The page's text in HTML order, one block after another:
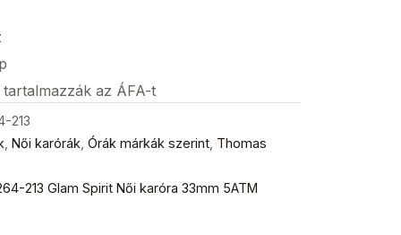
az ÁFA-t
213
Női karórák Órák márkák szerint Thomas
213 Glam Spirit Női karóra 33mm 5ATM